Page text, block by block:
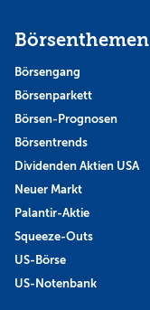
Börsenthemen
Börsengang
Börsenparkett
Börsen-Prognosen
Börsentrends
Dividenden Aktien USA
Neuer Markt
Palantir-Aktie
Squeeze-Outs
US-Börse
US-Notenbank